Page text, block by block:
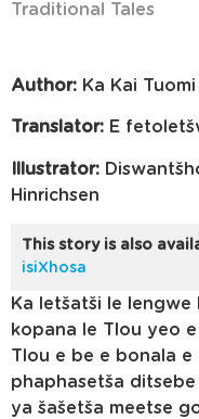
Author: Ka Kai Tuomi
Translator: E
Illustrator:
Hinrichsen
This story is also
isiXhosa
Ka letšatši le lengwe
kopana le Tlou yeo
Tlou e be e bonala e
phaphasetša
ya šašetša meetse
Traditional Tales